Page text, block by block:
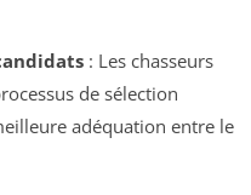
: Les chasseurs
de sélection
adéquation entre le